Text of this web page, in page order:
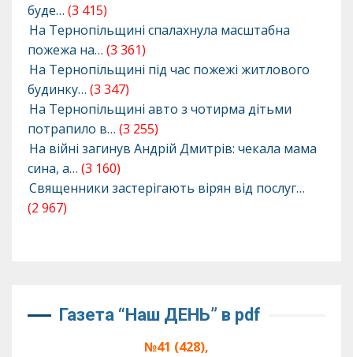
буде… (3 415)
На Тернопільщині спалахнула масштабна
пожежа на… (3 361)
На Тернопільщині під час пожежі житлового
будинку… (3 347)
На Тернопільщині авто з чотирма дітьми
потрапило в… (3 255)
На війні загинув Андрій Дмитрів: чекала мама
сина, а… (3 160)
Священники застерігають вірян від послуг…
(2 967)
Газета “Наш ДЕНЬ” в pdf
№41 (428),